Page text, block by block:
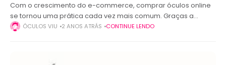
Com o crescimento do e-commerce, comprar óculos online
se tornou uma prática cada vez mais comum. Graças a
tecnologias inovadoras, aplicativos e plataformas
ÓCULOS VIU 2 ANOS ATRÁS CONTINUE LENDO